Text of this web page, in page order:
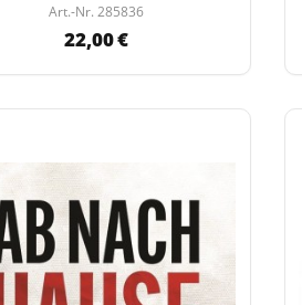
Art.-Nr. 285836
22,00 €